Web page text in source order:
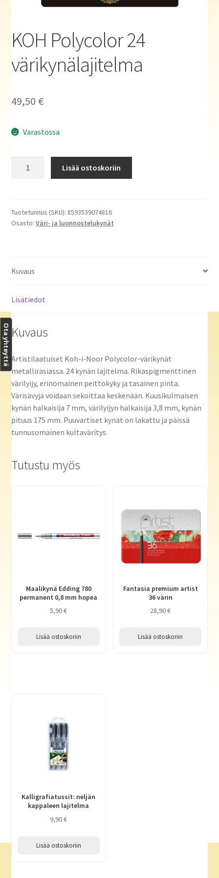
Haluatko kirjailijaksi?
KOH Polycolor 24
värikynälajitelma
49,50 €
Varastossa
määrä
Lisää ostoskoriin
Tuotetunnus (SKU): 8593539074816
Osasto: Väri- ja luonnostelukynät
Kuvaus
Lisätiedot
Kuvaus
Artistilaatuiset Koh-i-Noor Polycolor-värikynät
metallirasiassa. 24 kynän lajitelma. Rikaspigmenttinen
värilyijy, erinomainen peittokyky ja tasainen pinta.
Värisävyjä voidaan sekoittaa keskenään. Kuusikulmaisen
kynän halkaisija 7 mm, värilyijyn halkaisija 3,8 mm, kynän
pituus 175 mm. Puuvartiset kynät on lakattu ja päissä
tunnusomainen kultaväritys.
Tutustu myös
Maalikynä Edding 780
permanent 0,8 mm hopea
5,90€
Lisää ostoskoriin
Fantasia premium artist
36 värin
28,90€
Lisää ostoskoriin
Kalligrafiatussit: neljän
kappaleen lajitelma
9,90€
Lisää ostoskoriin
Ota yhteyttä